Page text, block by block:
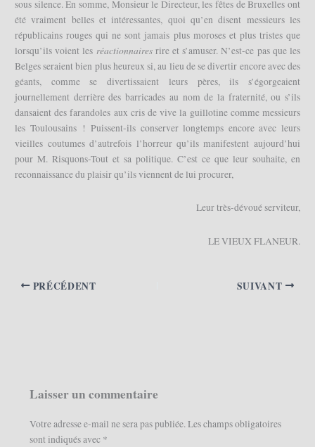
sous silence. En somme, Monsieur le Directeur, les fêtes de Bruxelles ont
été vraiment belles et intéressantes, quoi qu’en disent messieurs les
républicains rouges qui ne sont jamais plus moroses et plus tristes que
lorsqu’ils voient les réactionnairesrire et s’amuser. N’est-ce pas que les
Belges seraient bien plus heureux si, au lieu de se divertir encore avec des
géants, comme se divertissaient leurs pères, ils s’égorgeaient
journellement derrière des barricades au nom de la fraternité, ou s’ils
dansaient des farandoles aux cris de vive la guillotine comme messieurs
les Toulousains ! Puissent-ils conserver longtemps encore avec leurs
vieilles coutumes d’autrefois l’horreur qu’ils manifestent aujourd’hui
pour M. Risquons-Tout et sa politique. C’est ce que leur souhaite, en
reconnaissance du plaisir qu’ils viennent de lui procurer,
Leur très-dévoué serviteur,
LE VIEUX FLANEUR.
PRÉCÉDENT SUIVANT
Laisser un commentaire
Votre adresse e-mail ne sera pas publiée.Les champs obligatoires
sont indiqués avec *